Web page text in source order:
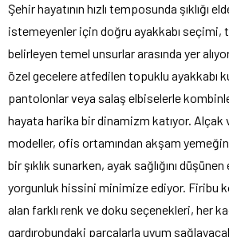
Şehir hayatının hızlı temposunda şıklığı
istemeyenler için doğru ayakkabı seçimi,
belirleyen temel unsurlar arasında yer
özel gecelere atfedilen topuklu ayakkabı
pantolonlar veya salaş elbiselerle
hayata harika bir dinamizm katıyor. Alçak
modeller, ofis ortamından akşam
bir şıklık sunarken, ayak sağlığını
yorgunluk hissini minimize ediyor. Firibu
alan farklı renk ve doku seçenekleri, her
gardırobundaki parçalarla uyum